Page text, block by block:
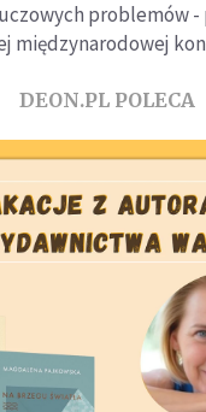
problemów -
międzynarodowej
DEON.PL POLECA